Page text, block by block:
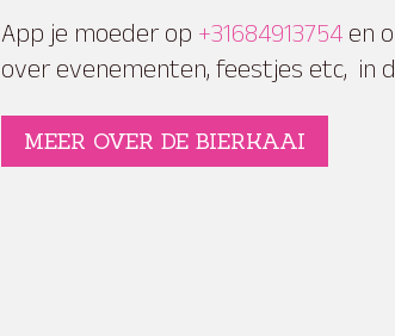
App je moeder op+31684913754en
over evenementen, feestjes etc, in
MEER OVER DE BIERKAAI